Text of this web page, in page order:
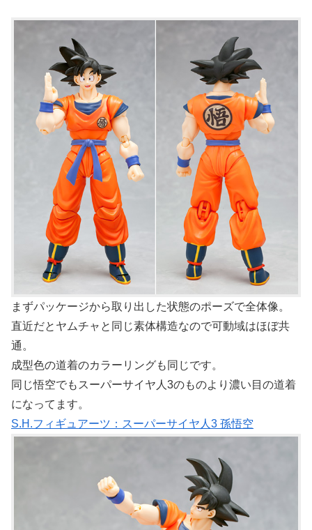
まずパッケージから取り出した状態のポーズで全体像。
直近だとヤムチャと同じ素体構造なので可動域はほぼ共
通。
成型色の道着のカラーリングも同じです。
同じ悟空でもスーパーサイヤ人3のものより濃い目の道着
になってます。
S.H.フィギュアーツ：スーパーサイヤ人3 孫悟空